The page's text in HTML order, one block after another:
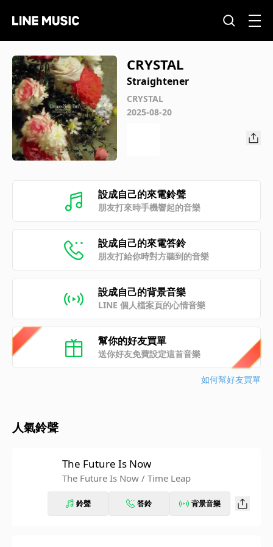
CRYSTAL
Straightener
CRYSTAL
2025-08-20
設成自己的來電鈴聲
朋友打來時手機響起的音樂
設成自己的來電答鈴
朋友打給你時對方聽到的音樂
設成自己的背景音樂
LINE 個人檔案頁的心情音樂
幫你的好友買單
送你好友免費設定這首音樂
如何幫好友買單
人氣鈴聲
The Future Is Now
The Future Is Now / Time Leap
鈴聲 答鈴 背景音樂